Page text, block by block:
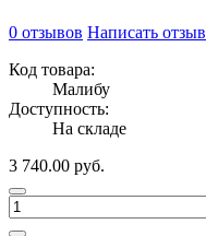
0 отзывов Написать отзыв
Код товара:
Малибу
Доступность:
На складе
3 740.00 руб.